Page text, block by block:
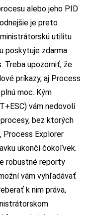
alebo jeho PID
je preto
utilitu
poskytuje zdarma
Treba upozorniť, že
príkazy, aj Process
moc. Kým
vám nedovolí
bez ktorých
Process Explorer
ukončí čokoľvek.
robustné reporty
vám vyhľadávať
k nim práva,